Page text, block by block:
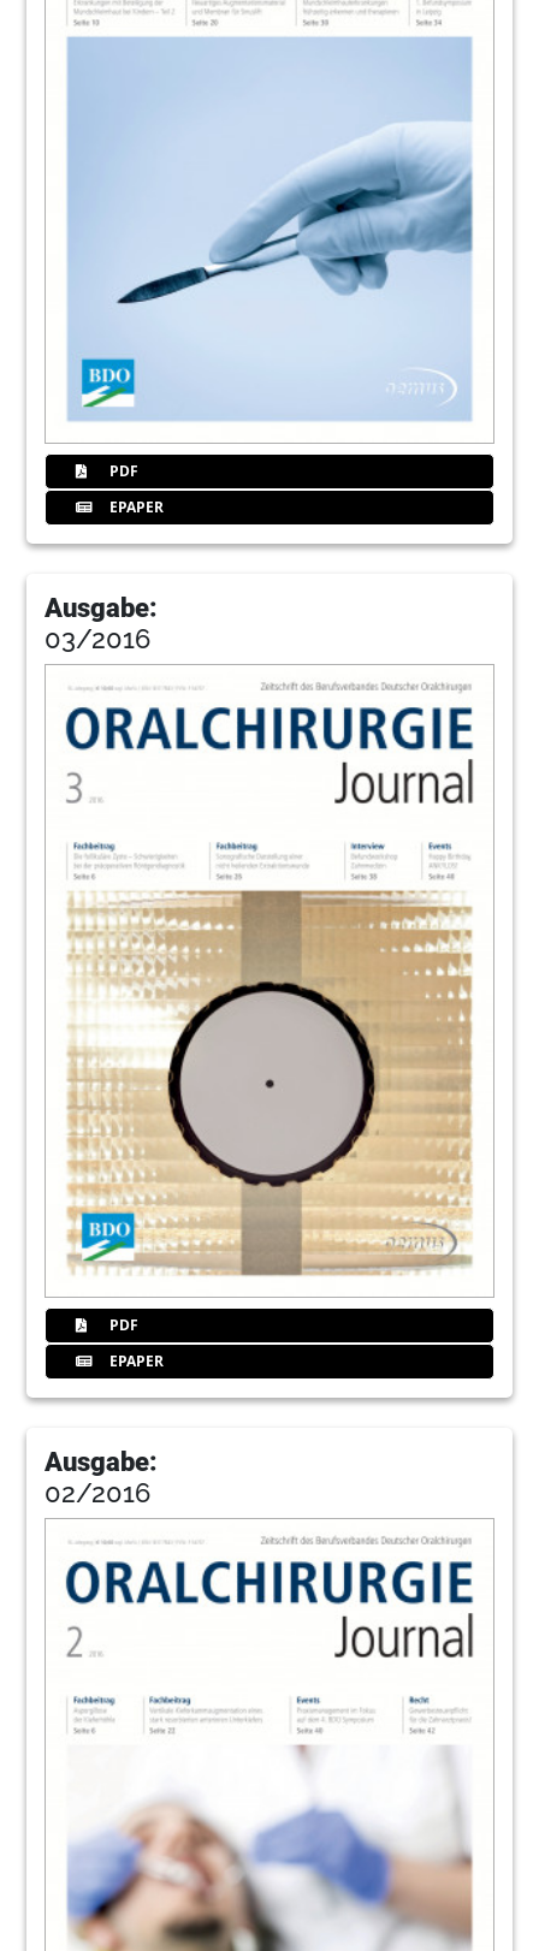
PDF
EPAPER
Ausgabe:
03/2016
PDF
EPAPER
Ausgabe:
02/2016